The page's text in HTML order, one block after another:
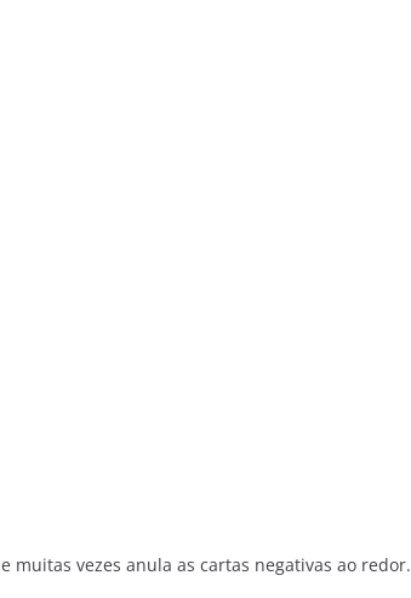
muitas vezes anula as cartas negativas ao redor.